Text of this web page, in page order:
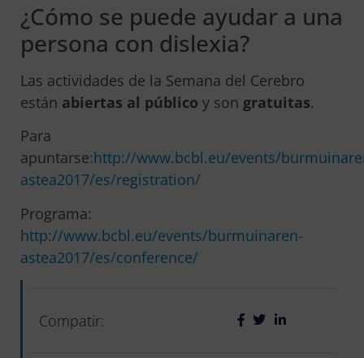
¿Cómo se puede ayudar a una
persona con dislexia?
Las actividades de la Semana del Cerebro
están abiertas al público y son gratuitas.
Para
apuntarse:http://www.bcbl.eu/events/
astea2017/es/registration/
Programa:
http://www.bcbl.eu/events/burmuinaren-
astea2017/es/conference/
Compatir: